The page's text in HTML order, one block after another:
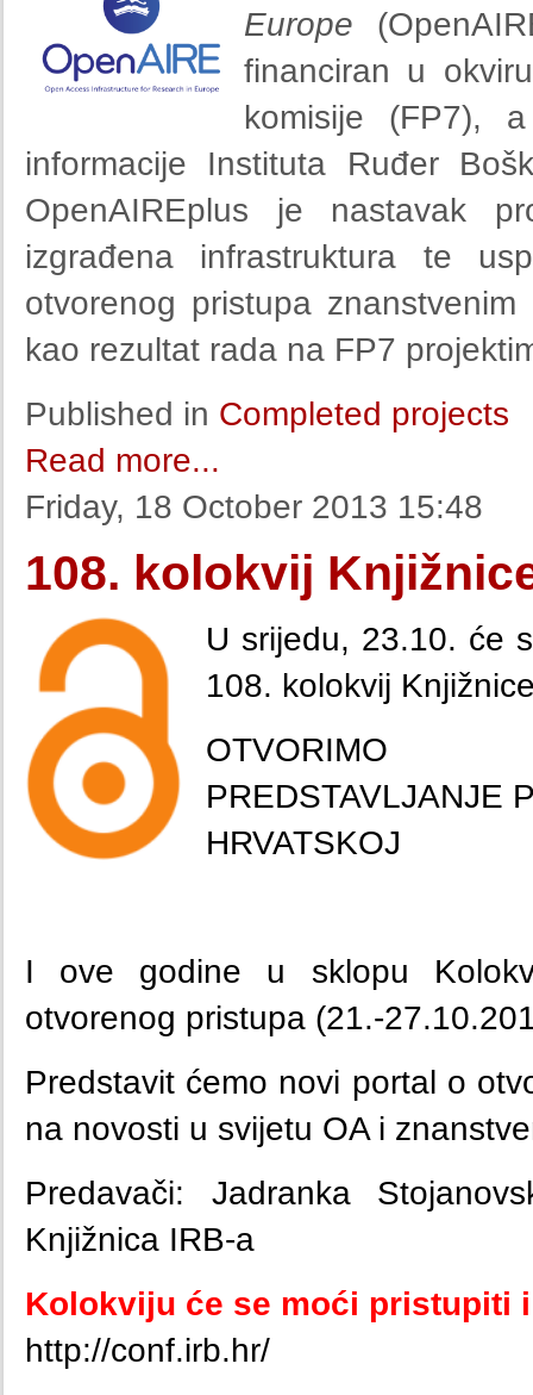
Europe
financiran u
komisije
informacije Instituta Ruđer
OpenAIREplus je nastavak
izgrađena infrastruktura te
otvorenog pristupa
kao rezultat rada na FP7
Published in Completed projects
Read more...
Friday, 18 October 2013 15:48
108. kolokvij
U srijedu, 23.10. će
108. kolokvij
OTVORIMO
PREDSTAVLJANJE
HRVATSKOJ
I ove godine u sklopu
otvorenog pristupa (21.-
Predstavit ćemo novi portal o
na novosti u svijetu OA i
Predavači: Jadranka
Knjižnica IRB-a
Kolokviju će se moći pristupiti
http://conf.irb.hr/